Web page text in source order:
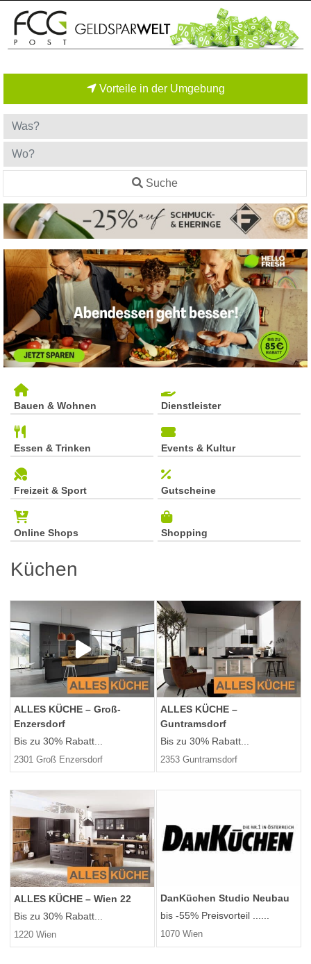
Vorteile in der Umgebung
Suche
Bauen & Wohnen Dienstleister
Essen & Trinken Events & Kultur
Freizeit & Sport Gutscheine
Online Shops Shopping
Küchen
ALLES KÜCHE – Groß-
Enzersdorf
Bis zu 30% Rabatt...
2301 Groß Enzersdorf
ALLES KÜCHE –
Guntramsdorf
Bis zu 30% Rabatt...
2353 Guntramsdorf
ALLES KÜCHE – Wien 22
Bis zu 30% Rabatt...
1220 Wien
DanKüchen Studio Neubau
bis -55% Preisvorteil ......
1070 Wien